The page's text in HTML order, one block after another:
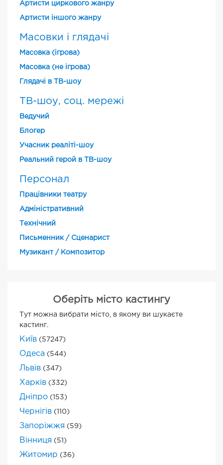
Артисти циркового жанру
Артисти іншого жанру
Масовки і глядачі
Масовка (ігрова)
Масовка (не ігрова)
Глядачі в ТВ-шоу
ТВ-шоу, соц. мережі
Ведучий
Блогер
Учасник реаліті-шоу
Реальний герой в ТВ-шоу
Персонал
Працівники театру
Адміністративний
Технічний
Письменник / Сценарист
Музикант / Композитор
Оберіть місто кастингу
Тут можна вибрати місто, в якому ви шукаєте
кастинг.
Київ (57247)
Одеса (544)
Львів (347)
Харків (332)
Дніпро (153)
Чернігів (110)
Запоріжжя (59)
Вінниця (51)
Житомир (36)